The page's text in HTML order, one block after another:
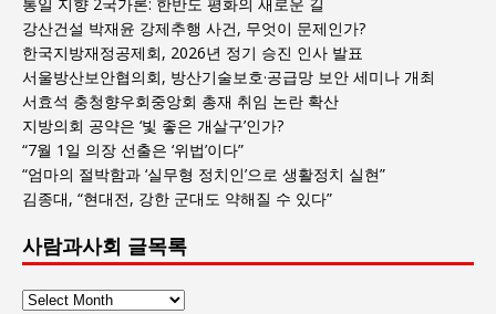
강산건설 박재윤 강제추행 사건, 무엇이 문제인가?
한국지방재정공제회, 2026년 정기 승진 인사 발표
서울방산보안협의회, 방산기술보호·공급망 보안 세미나 개최
서효석 충청향우회중앙회 총재 취임 논란 확산
지방의회 공약은 ‘빛 좋은 개살구’인가?
“7월 1일 의장 선출은 ‘위법’이다”
“엄마의 절박함과 ‘실무형 정치인’으로 생활정치 실현”
김종대, “현대전, 강한 군대도 약해질 수 있다”
사람과사회 글목록
사